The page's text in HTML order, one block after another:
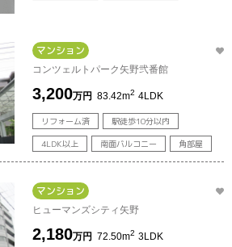
マンション
コンツェルトパーク矢野弐番館
3,200万円 83.42m2 4LDK
リフォーム済
駅徒歩10分以内
4LDK以上
南面バルコニー 角部屋
マンション
ヒューマンズシティ矢野
2,180万円 72.50m2 3LDK